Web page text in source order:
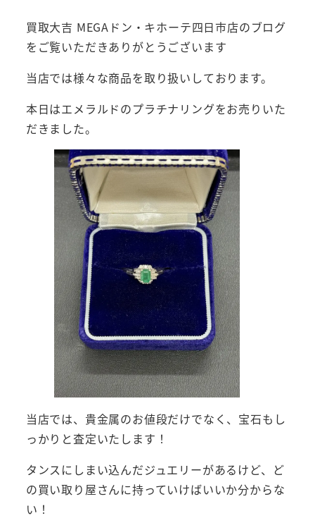
買取大吉 MEGAドン・キホーテ四日市店のブログ
をご覧いただきありがとうございます
当店では様々な商品を取り扱いしております。
本日はエメラルドのプラチナリングをお売りいた
だきました。
当店では、貴金属のお値段だけでなく、宝石もし
っかりと査定いたします！
タンスにしまい込んだジュエリーがあるけど、ど
の買い取り屋さんに持っていけばいいか分からな
い！